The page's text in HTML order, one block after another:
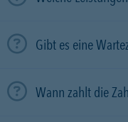
Gibt es eine
Wann zahlt die